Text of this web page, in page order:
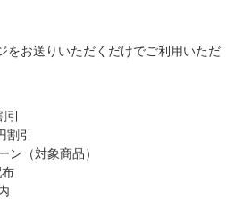
お送りいただくだけでご利用いただ
割引
ン（対象商品）